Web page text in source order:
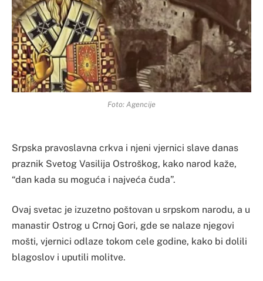
Foto: Agencije
Srpska pravoslavna crkva i njeni vjernici slave danas
praznik Svetog Vasilija Ostroškog, kako narod kaže,
“dan kada su moguća i najveća čuda”.
Ovaj svetac je izuzetno poštovan u srpskom narodu, a u
manastir Ostrog u Crnoj Gori, gde se nalaze njegovi
mošti, vjernici odlaze tokom cele godine, kako bi dolili
blagoslov i uputili molitve.